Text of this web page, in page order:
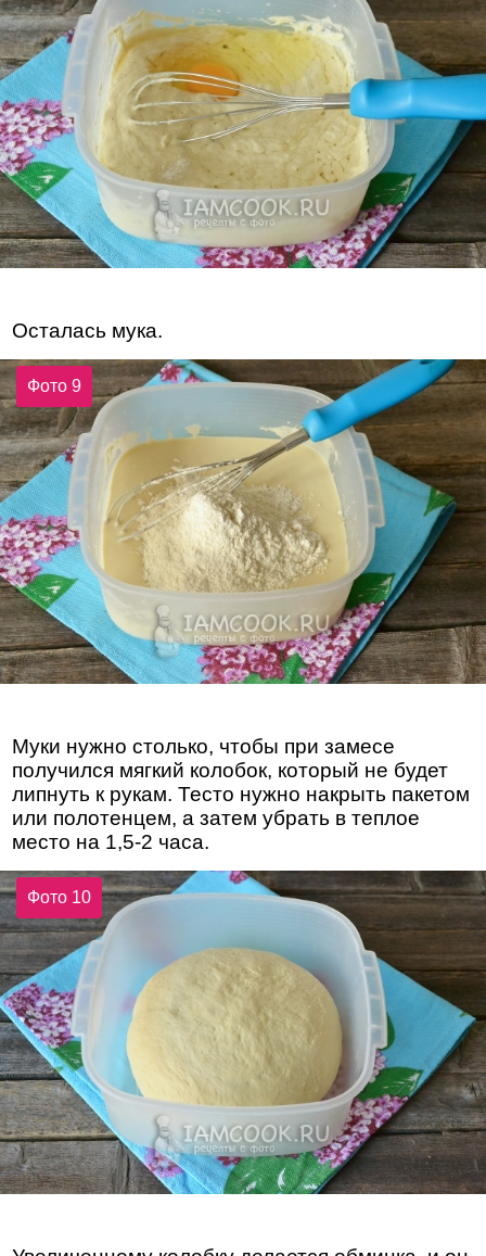
Осталась мука.
Фото 9
Муки нужно столько, чтобы при замесе
получился мягкий колобок, который не будет
липнуть к рукам. Тесто нужно накрыть пакетом
или полотенцем, а затем убрать в теплое
место на 1,5-2 часа.
Фото 10